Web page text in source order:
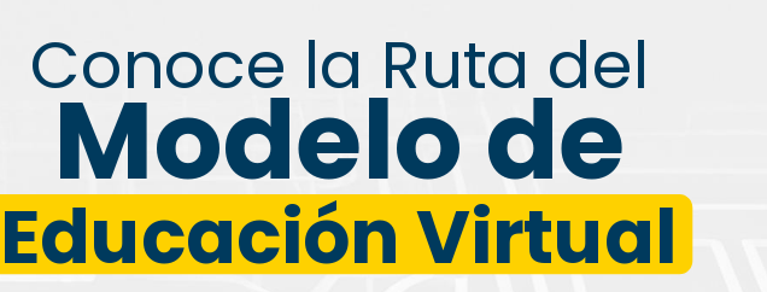
Conoce la Ruta del
Modelo de
Educación Virtual
Conoce la Ruta del
Modelo de
Educación Virtual